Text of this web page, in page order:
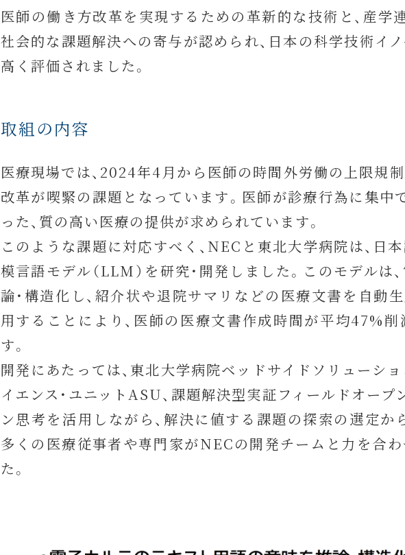
医師の働き方改革を実現するための革新的な技術と、産学
社会的な課題解決への寄与が認められ、日本の科学技術イ
高く評価されました。
取組の内容
医療現場では、2024年4月から医師の時間外労働の上限規
改革が喫緊の課題となっています。医師が診療行為に集中
った、質の高い医療の提供が求められています。
このような課題に対応すべく、NECと東北大学病院は、日
模言語モデル（LLM）を研究・開発しました。このモデルは
論・構造化し、紹介状や退院サマリなどの医療文書を自動
用することにより、医師の医療文書作成時間が平均47%
す。
開発にあたっては、東北大学病院ベッドサイドソリューショ
イエンス・ユニットASU、課題解決型実証フィールドオープ
ン思考を活用しながら、解決に値する課題の探索の選定
多くの医療従事者や専門家がNECの開発チームと力を合
た。